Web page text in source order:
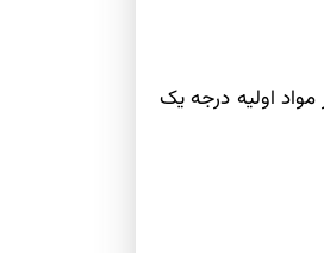
اولیه درجه یک